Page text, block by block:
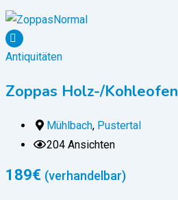
Antiquitäten
Zoppas Holz-/Kohleofen
Mühlbach, Pustertal
204 Ansichten
189€ (verhandelbar)